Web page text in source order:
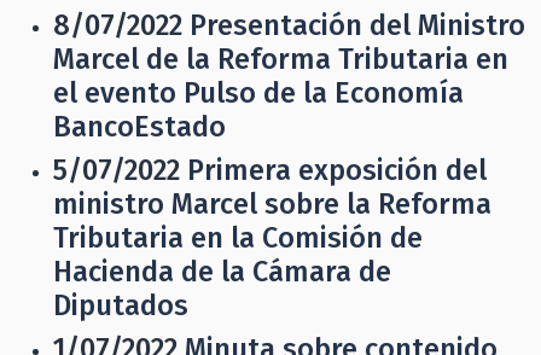
8/07/2022 Presentación del Ministro
Marcel de la Reforma Tributaria en
el evento Pulso de la Economía
BancoEstado
5/07/2022 Primera exposición del
ministro Marcel sobre la Reforma
Tributaria en la Comisión de
Hacienda de la Cámara de
Diputados